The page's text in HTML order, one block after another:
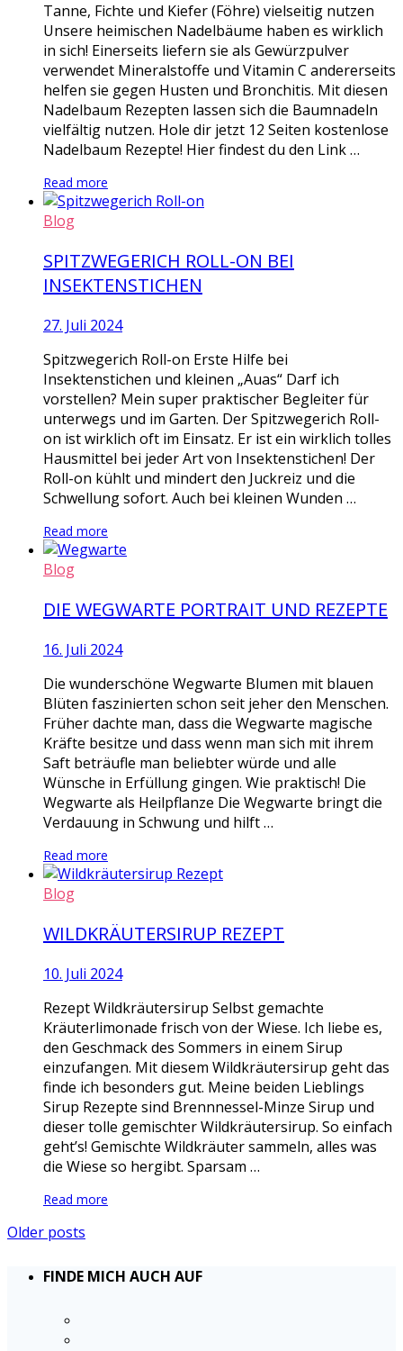
Tanne, Fichte und Kiefer (Föhre) vielseitig nutzen
Unsere heimischen Nadelbäume haben es wirklich
in sich! Einerseits liefern sie als Gewürzpulver
verwendet Mineralstoffe und Vitamin C andererseits
helfen sie gegen Husten und Bronchitis. Mit diesen
Nadelbaum Rezepten lassen sich die Baumnadeln
vielfältig nutzen. Hole dir jetzt 12 Seiten kostenlose
Nadelbaum Rezepte! Hier findest du den Link …
Read more
Blog
SPITZWEGERICH ROLL-ON BEI
INSEKTENSTICHEN
27. Juli 2024
Spitzwegerich Roll-on Erste Hilfe bei
Insektenstichen und kleinen „Auas“ Darf ich
vorstellen? Mein super praktischer Begleiter für
unterwegs und im Garten. Der Spitzwegerich Roll-
on ist wirklich oft im Einsatz. Er ist ein wirklich tolles
Hausmittel bei jeder Art von Insektenstichen! Der
Roll-on kühlt und mindert den Juckreiz und die
Schwellung sofort. Auch bei kleinen Wunden …
Read more
Blog
DIE WEGWARTE PORTRAIT UND REZEPTE
16. Juli 2024
Die wunderschöne Wegwarte Blumen mit blauen
Blüten faszinierten schon seit jeher den Menschen.
Früher dachte man, dass die Wegwarte magische
Kräfte besitze und dass wenn man sich mit ihrem
Saft beträufle man beliebter würde und alle
Wünsche in Erfüllung gingen. Wie praktisch! Die
Wegwarte als Heilpflanze Die Wegwarte bringt die
Verdauung in Schwung und hilft …
Read more
Blog
WILDKRÄUTERSIRUP REZEPT
10. Juli 2024
Rezept Wildkräutersirup Selbst gemachte
Kräuterlimonade frisch von der Wiese. Ich liebe es,
den Geschmack des Sommers in einem Sirup
einzufangen. Mit diesem Wildkräutersirup geht das
finde ich besonders gut. Meine beiden Lieblings
Sirup Rezepte sind Brennnessel-Minze Sirup und
dieser tolle gemischter Wildkräutersirup. So einfach
geht’s! Gemischte Wildkräuter sammeln, alles was
die Wiese so hergibt. Sparsam …
Read more
Older posts
FINDE MICH AUCH AUF